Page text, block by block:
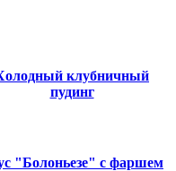
клубничный
пудинг
"Болоньезе" с фаршем